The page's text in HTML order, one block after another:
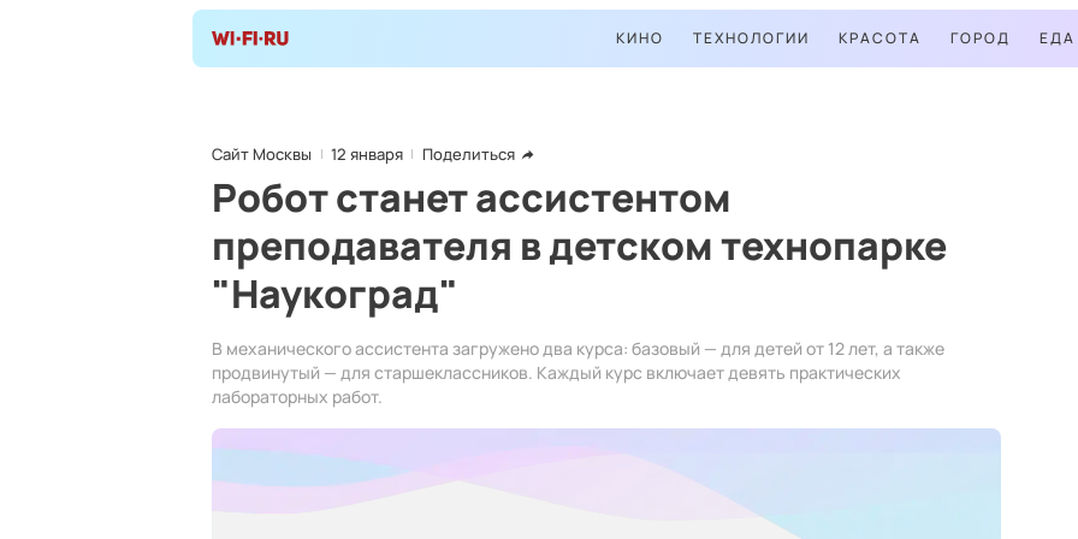
КИНО ТЕХНОЛОГИИ КРАСОТА ГОРОД ЕДА
Сайт Москвы 12 января Поделиться
Робот станет ассистентом
преподавателя в детском технопарке
"Наукоград"
В механического ассистента загружено два курса: базовый — для детей от 12 лет, а также
продвинутый — для старшеклассников. Каждый курс включает девять практических
лабораторных работ.